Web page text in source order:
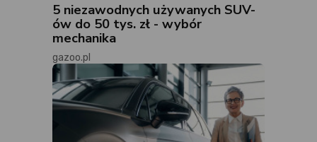
5 niezawodnych używanych SUV-
ów do 50 tys. zł - wybór
mechanika
gazoo.pl